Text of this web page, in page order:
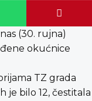
(30. rujna)
okućnice
TZ grada
je bilo 12, čestitala